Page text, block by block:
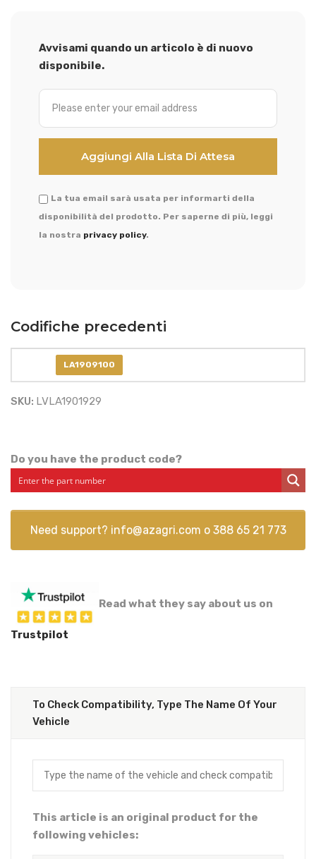
Avvisami quando un articolo è di nuovo
disponibile.
La tua email sarà usata per informarti della
disponibilità del prodotto. Per saperne di più, leggi
la nostra privacy policy.
Codifiche precedenti
LA1909100
SKU: LVLA1901929
Do you have the product code?
Need support? info@azagri.com o 388 65 21 773
Read what they say about us on
Trustpilot
To Check Compatibility, Type The Name Of Your
Vehicle
This article is an original product for the
following vehicles: